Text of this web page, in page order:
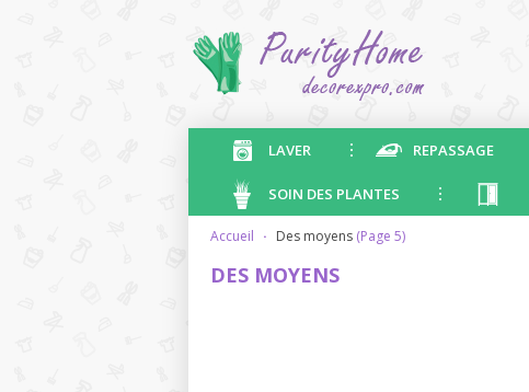
LAVER REPASSAGE
SOIN DES PLANTES
accueil · des moyens (Page 5)
DES MOYENS